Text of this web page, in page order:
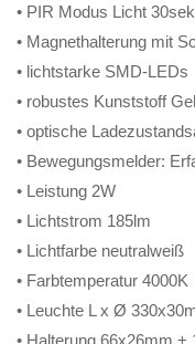
• PIR Modus Licht
• Magnethalterung mit
• lichtstarke SMD-LEDs
• robustes Kunststoff
• optische
• Bewegungsmelder:
• Leistung 2W
• Lichtstrom 185lm
• Lichtfarbe neutralweiß
• Farbtemperatur 4000K
• Leuchte L x Ø
• Halterung 66x26mm +